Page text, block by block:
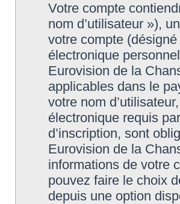
Votre compte
nom d’utilisateur »),
votre compte
électronique
Eurovision de la
applicables dans le
votre nom
électronique requis
d’inscription, sont
Eurovision de la
informations de votre
pouvez faire le choix
depuis une option